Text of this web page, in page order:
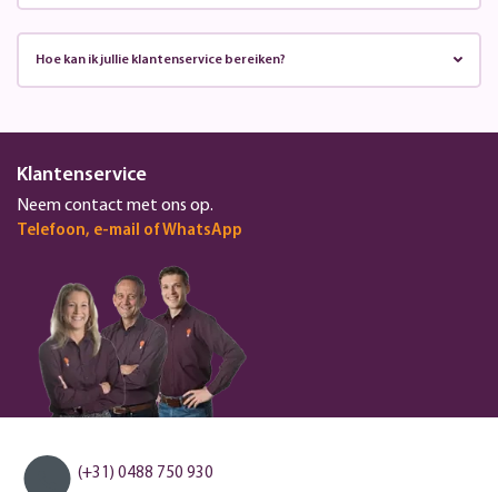
Hoe kan ik jullie klantenservice bereiken?
Klantenservice
Neem contact met ons op.
Telefoon, e-mail of WhatsApp
(+31) 0488 750 930